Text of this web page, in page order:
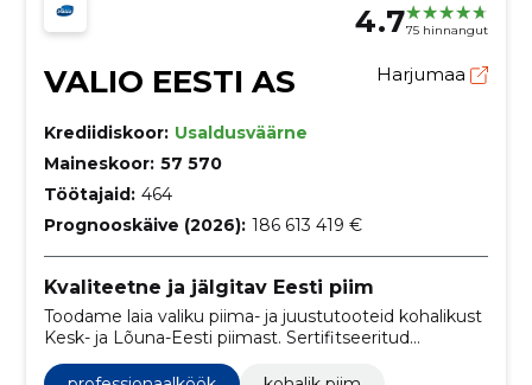
4.775 hinnangut
VALIO EESTI AS Harjumaa
Krediidiskoor: Usaldusväärne
Maineskoor: 57 570
Töötajaid: 464
Prognooskäive (2026): 186 613 419 €
Kvaliteetne ja jälgitav Eesti piim
Toodame laia valiku piima- ja juustutooteid kohalikust
Kesk- ja Lõuna-Eesti piimast. Sertifitseeritud
kvaliteet, jälgitavus ja keskkonnasõbralikkus
tarbijatele, kauplustele ja toitlustusele.